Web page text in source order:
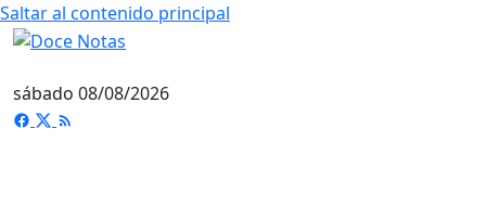
Saltar al contenido principal
sábado 08/08/2026